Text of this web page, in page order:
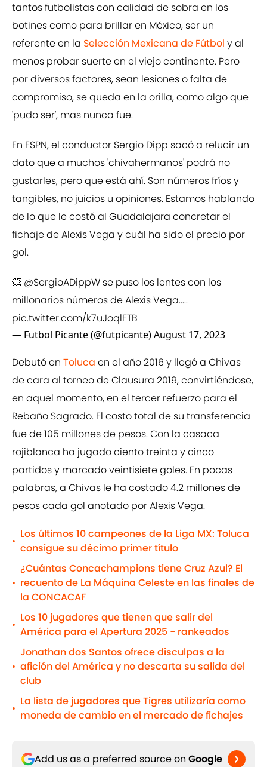
tantos futbolistas con calidad de sobra en los
botines como para brillar en México, ser un
referente en la Selección Mexicana de Fútbol y al
menos probar suerte en el viejo continente. Pero
por diversos factores, sean lesiones o falta de
compromiso, se queda en la orilla, como algo que
'pudo ser', mas nunca fue.
En ESPN, el conductor Sergio Dipp sacó a relucir un
dato que a muchos 'chivahermanos' podrá no
gustarles, pero que está ahí. Son números fríos y
tangibles, no juicios u opiniones. Estamos hablando
de lo que le costó al Guadalajara concretar el
fichaje de Alexis Vega y cuál ha sido el precio por
gol.
💥 @SergioADippW se puso los lentes con los
millonarios números de Alexis Vega.....
pic.twitter.com/k7uJoqlFTB
— Futbol Picante (@futpicante)August 17, 2023
Debutó en Toluca en el año 2016 y llegó a Chivas
de cara al torneo de Clausura 2019, convirtiéndose,
en aquel momento, en el tercer refuerzo para el
Rebaño Sagrado. El costo total de su transferencia
fue de 105 millones de pesos. Con la casaca
rojiblanca ha jugado ciento treinta y cinco
partidos y marcado veintisiete goles. En pocas
palabras, a Chivas le ha costado 4.2 millones de
pesos cada gol anotado por Alexis Vega.
•
Los últimos 10 campeones de la Liga MX: Toluca
consigue su décimo primer título
•
¿Cuántas Concachampions tiene Cruz Azul? El
recuento de La Máquina Celeste en las finales de
la CONCACAF
•
Los 10 jugadores que tienen que salir del
América para el Apertura 2025 - rankeados
•
Jonathan dos Santos ofrece disculpas a la
afición del América y no descarta su salida del
club
•
La lista de jugadores que Tigres utilizaría como
moneda de cambio en el mercado de fichajes
Add us as a preferred source on Google